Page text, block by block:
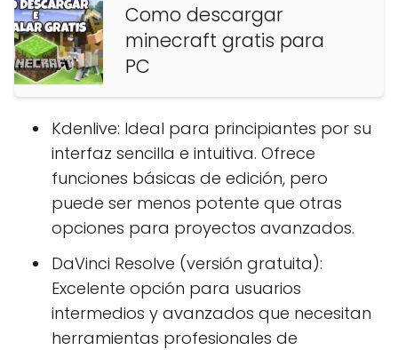
Como descargar
minecraft gratis para
PC
Kdenlive: Ideal para principiantes por su
interfaz sencilla e intuitiva. Ofrece
funciones básicas de edición, pero
puede ser menos potente que otras
opciones para proyectos avanzados.
DaVinci Resolve (versión gratuita):
Excelente opción para usuarios
intermedios y avanzados que necesitan
herramientas profesionales de